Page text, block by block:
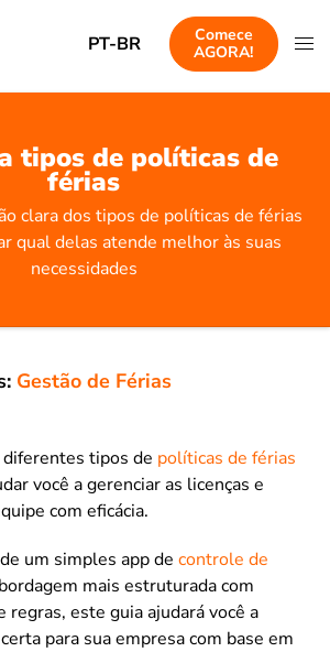
PT-BR
Comece
AGORA!
tipos de políticas de
férias
clara dos tipos de políticas de férias
qual delas atende melhor às suas
necessidades
Gestão de Férias
tipos de políticas de férias
você a gerenciar as licenças e
com eficácia.
um simples app de controle de
mais estruturada com
regras, este guia ajudará você a
para sua empresa com base em